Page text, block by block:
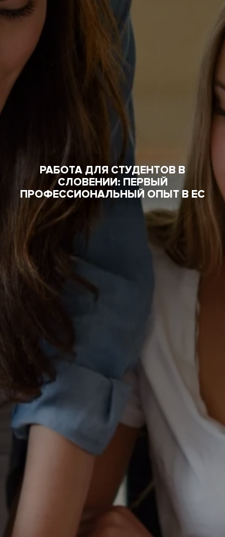
РАБОТА ДЛЯ СТУДЕНТОВ В
СЛОВЕНИИ: ПЕРВЫЙ
ПРОФЕССИОНАЛЬНЫЙ ОПЫТ В ЕС